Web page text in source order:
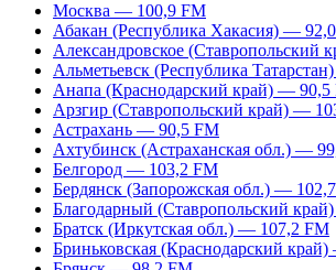
Москва — 100,9 FM
Абакан (Республика Хакасия) —
Александровское (Ставропольский
Альметьевск (Республика
Анапа (Краснодарский край) — 90,5
Арзгир (Ставропольский край) —
Астрахань — 90,5 FM
Ахтубинск (Астраханская обл.) —
Белгород — 103,2 FM
Бердянск (Запорожская обл.) —
Благодарный (Ставропольский
Братск (Иркутская обл.) — 107,2 FM
Бриньковская (Краснодарский край)